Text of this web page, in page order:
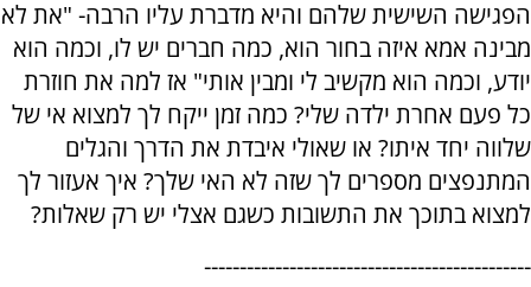
הפגישה השישית שלהם והיא מדברת עליו הרבה- "את לא
מבינה אמא איזה בחור הוא, כמה חברים יש לו, וכמה הוא
יודע, וכמה הוא מקשיב לי ומבין אותי" אז למה את חוזרת
כל פעם אחרת ילדה שלי? כמה זמן ייקח לך למצוא אי של
שלווה יחד איתו? או שאולי איבדת את הדרך והגלים
המתנפצים מספרים לך שזה לא האי שלך? איך אעזור לך
למצוא בתוכך את התשובות כשגם אצלי יש רק שאלות?
----------------------------------------------